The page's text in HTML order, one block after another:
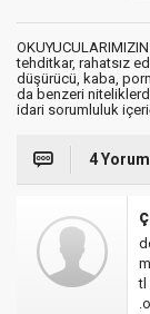
tehditkar, rahatsız
düşürücü, kaba,
da benzeri
idari sorumluluk
4 Yorum
tl